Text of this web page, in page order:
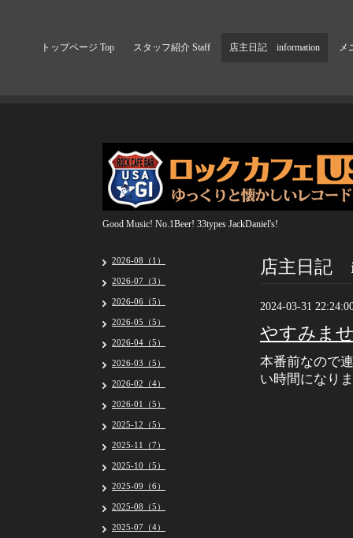
トップページ Top スタッフ紹介 Staff 店主日記 information メ
Good Music! No.1Beer! 33types JackDaniel's!
店主日記
2024-03-31
やすみま
本番前なので
い時間になり
2026-08（1）
2026-07（3）
2026-06（5）
2026-05（5）
2026-04（5）
2026-03（5）
2026-02（4）
2026-01（5）
2025-12（5）
2025-11（7）
2025-10（5）
2025-09（6）
2025-08（5）
2025-07（4）